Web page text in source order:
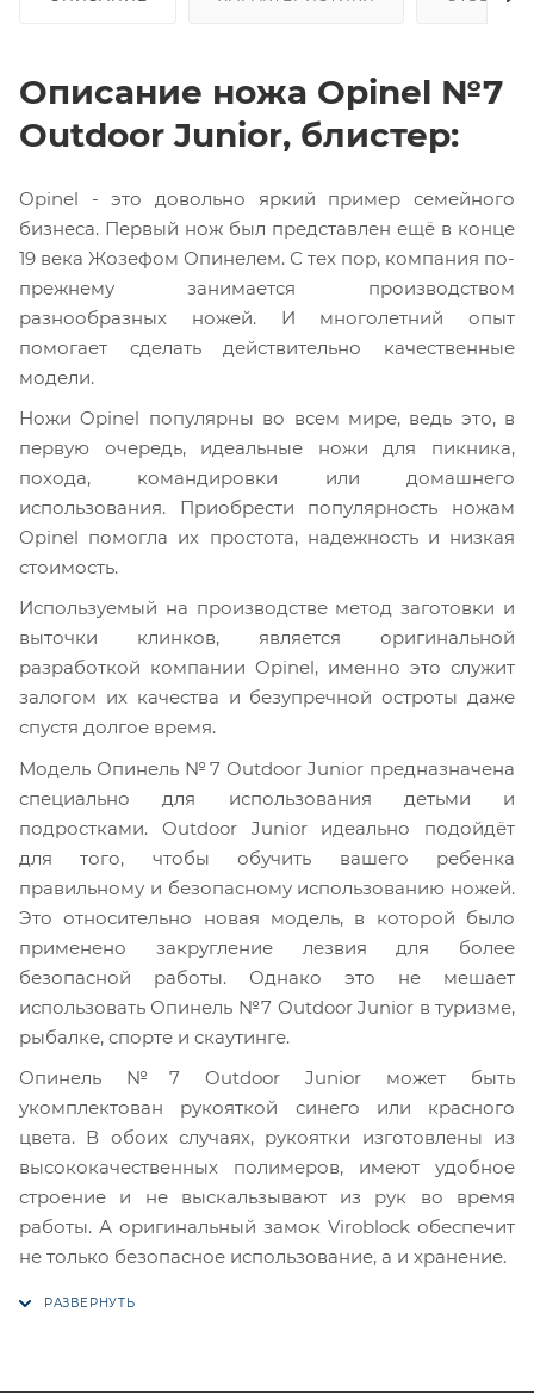
Описание ножа Opinel №7
Outdoor Junior, блистер:
Opinel - это довольно яркий пример семейного
бизнеса. Первый нож был представлен ещё в конце
19 века Жозефом Опинелем. С тех пор, компания по-
прежнему занимается производством
разнообразных ножей. И многолетний опыт
помогает сделать действительно качественные
модели.
Ножи Opinel популярны во всем мире, ведь это, в
первую очередь, идеальные ножи для пикника,
похода, командировки или домашнего
использования. Приобрести популярность ножам
Opinel помогла их простота, надежность и низкая
стоимость.
Используемый на производстве метод заготовки и
выточки клинков, является оригинальной
разработкой компании Opinel, именно это служит
залогом их качества и безупречной остроты даже
спустя долгое время.
Модель Опинель №7 Outdoor Junior предназначена
специально для использования детьми и
подростками. Outdoor Junior идеально подойдёт
для того, чтобы обучить вашего ребенка
правильному и безопасному использованию ножей.
Это относительно новая модель, в которой было
применено закругление лезвия для более
безопасной работы. Однако это не мешает
использовать Опинель №7 Outdoor Junior в туризме,
рыбалке, спорте и скаутинге.
Опинель №7 Outdoor Junior может быть
укомплектован рукояткой синего или красного
цвета. В обоих случаях, рукоятки изготовлены из
высококачественных полимеров, имеют удобное
строение и не выскальзывают из рук во время
работы. А оригинальный замок Viroblock обеспечит
не только безопасное использование, а и хранение.